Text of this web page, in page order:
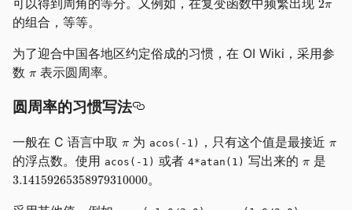
可以得到周角的等分。又例如，在复变函数中频繁出现
的组合，等等。
为了迎合中国各地区约定俗成的习惯，在 OI Wiki，采用参
数
表示圆周率。
圆周率的习惯写法
一般在 C 语言中取 为 acos(-1)
，只有这个值是最接近
的浮点数。使用 acos(-1) 或者 4*atan(1) 写出来的
是
。